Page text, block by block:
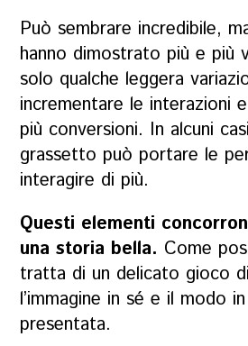
Può sembrare incredibile,
hanno dimostrato più e più
solo qualche leggera
incrementare le interazioni
più conversioni. In alcuni
grassetto può portare le
interagire di più.
Questi elementi
una storia bella. Come
tratta di un delicato gioco
l’immagine in sé e il modo
presentata.